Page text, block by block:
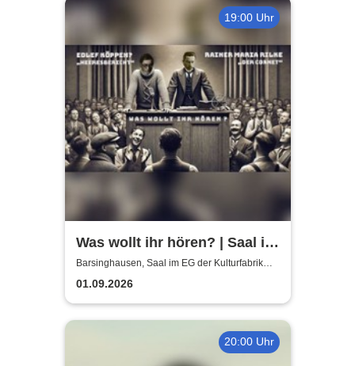
19:00 Uhr
Was wollt ihr hören? | Saal im
EG der Kulturfabrik Krawatte
Barsinghausen, Saal im EG der Kulturfabrik
Krawatte
01.09.2026
20:00 Uhr